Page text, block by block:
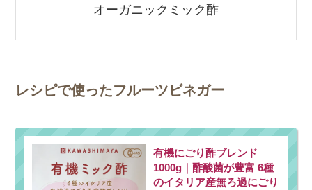
オーガニックミック酢
レシピで使ったフルーツビネガー
有機にごり酢ブレンド
1000g｜酢酸菌が豊富 6種
のイタリア産無ろ過にごり